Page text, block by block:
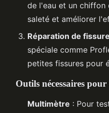
de l'eau et un chiffon
saleté et améliorer
Réparation de
spéciale comme
petites fissures pour
Outils nécessaires
Multimètre : Pour